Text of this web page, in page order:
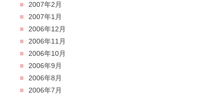
2007年2月
2007年1月
2006年12月
2006年11月
2006年10月
2006年9月
2006年8月
2006年7月